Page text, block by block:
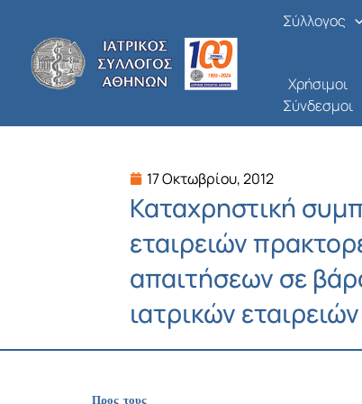
περιεχόμενο
Σύλλογος
Χρήσιμοι
Σύνδεσμοι
17 Οκτωβρίου, 2012
Καταχρηστική
εταιρειών
απαιτήσεων σε
ιατρικών εταιρειών
Προς τους